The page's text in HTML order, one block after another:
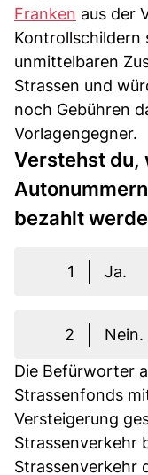
Franken aus der
Kontrollschildern
unmittelbaren
Strassen und
noch Gebühren
Vorlagengegner.
Verstehst du,
bezahlt
1 Ja.
2
Nein.
Die Befürworter
Strassenfonds
Versteigerung
Strassenverkehr
Strassenverkehr